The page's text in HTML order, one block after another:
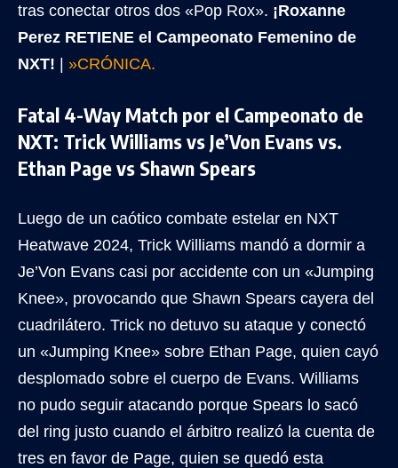
tras conectar otros dos «Pop Rox». ¡Roxanne
Perez RETIENE el Campeonato Femenino de
NXT! | »CRÓNICA.
Fatal 4-Way Match por el Campeonato de
NXT: Trick Williams vs Je’Von Evans vs.
Ethan Page vs Shawn Spears
Luego de un caótico combate estelar en NXT
Heatwave 2024, Trick Williams mandó a dormir a
Je’Von Evans casi por accidente con un «Jumping
Knee», provocando que Shawn Spears cayera del
cuadrilátero. Trick no detuvo su ataque y conectó
un «Jumping Knee» sobre Ethan Page, quien cayó
desplomado sobre el cuerpo de Evans. Williams
no pudo seguir atacando porque Spears lo sacó
del ring justo cuando el árbitro realizó la cuenta de
tres en favor de Page, quien se quedó esta